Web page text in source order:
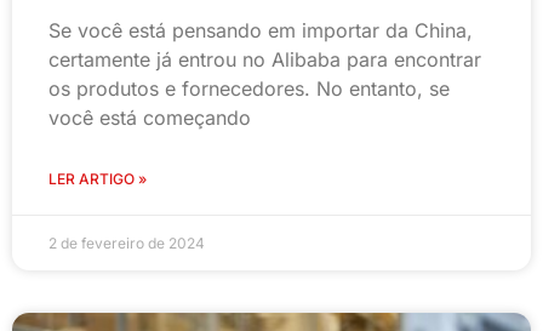
Se você está pensando em importar da China,
certamente já entrou no Alibaba para encontrar
os produtos e fornecedores. No entanto, se
você está começando
LER ARTIGO »
2 de fevereiro de 2024